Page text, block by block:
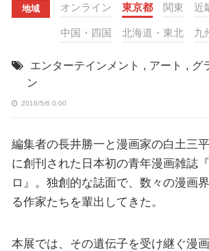
地域 オンライン 東京都 関東 近
中国・四国 北海道・東北 九
エンターテインメント , アート , グ
ン
2016/5/6 0:00
編集者の長井勝一と漫画家の白土三
に創刊された日本初の青年漫画雑誌
ロ』。独創的な誌面で、数々の漫画
る作家たちを輩出してきた。
本展では、その遺伝子を受け継ぐ漫